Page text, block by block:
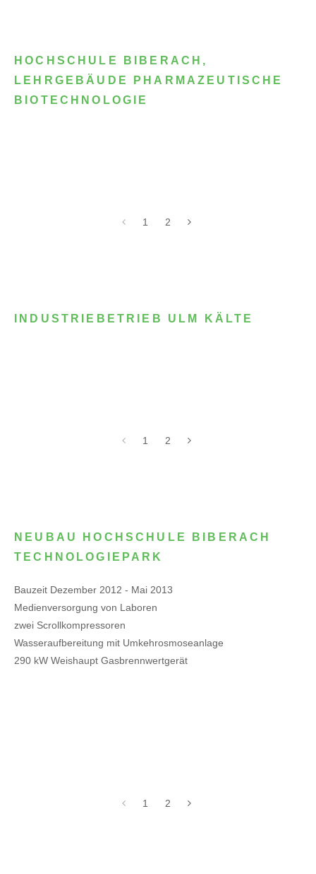
HOCHSCHULE BIBERACH,
LEHRGEBÄUDE PHARMAZEUTISCHE
BIOTECHNOLOGIE
1 2
INDUSTRIEBETRIEB ULM KÄLTE
1 2
NEUBAU HOCHSCHULE BIBERACH
TECHNOLOGIEPARK
Bauzeit Dezember 2012 - Mai 2013
Medienversorgung von Laboren
zwei Scrollkompressoren
Wasseraufbereitung mit Umkehrosmoseanlage
290 kW Weishaupt Gasbrennwertgerät
1 2